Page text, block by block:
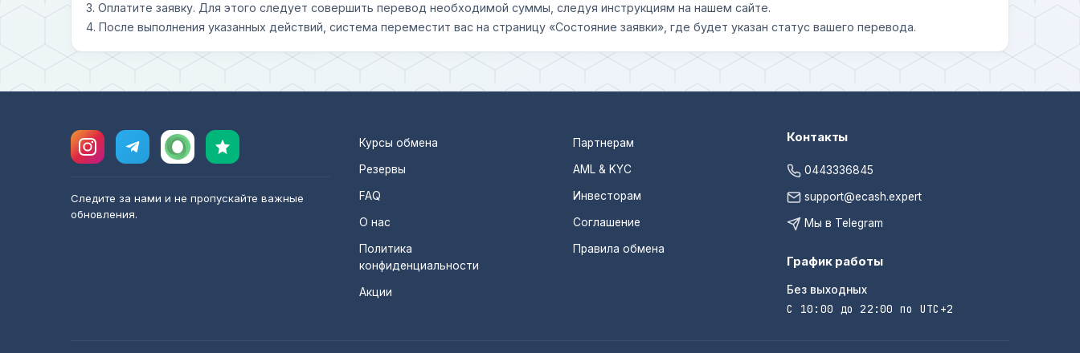
3. Оплатите заявку. Для этого следует совершить перевод необходимой суммы, следуя инструкциям на нашем сайте.
4. После выполнения указанных действий, система переместит вас на страницу «Состояние заявки», где будет указан статус вашего перевода.
Следите за нами и не пропускайте важные
обновления.
Курсы обмена
Резервы
FAQ
О нас
Политика
конфиденциальности
Акции
Партнерам
AML & KYC
Инвесторам
Соглашение
Правила обмена
Контакты
0443336845
support@ecash.expert
Мы в Telegram
График работы
Без выходных
С 10:00 до 22:00 по UTC+2